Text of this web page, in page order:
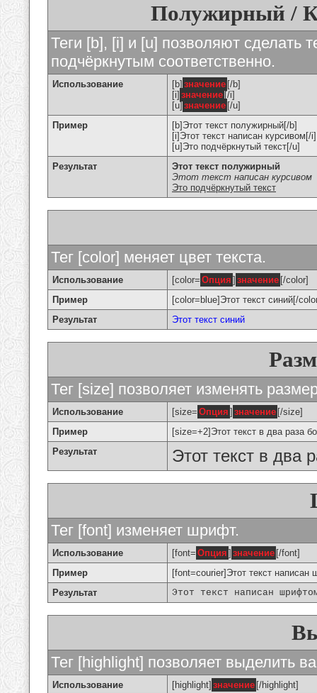
Полужирный /
Теги [b], [i] и [u] позволяют сделать
подчёркнутым соответственно.
Использование [b] значение [/b]
[i] значение [/i]
[u] значение [/u]
Пример
[b]Этот текст полужирный[/b]
[i]Этот текст написан курсивом[/i]
[u]Это подчёркнутый текст[/u]
Результат
Этот текст полужирный
Этот текст написан курсивом
Это подчёркнутый текст
Тег [color] меняет цвет текста.
Использование [color= Опция ] значение [/color]
Пример
[color=blue]Этот текст синий[/
Результат
Этот текст синий
Тег [size] позволяет изменять
Использование [size= Опция ] значение [/size]
Пример
[size=+2]Этот текст в два раза
Результат
Этот текст в два
Тег [font] изменяет шрифт.
Использование [font= Опция ] значение [/font]
Пример
[font=courier]Этот текст
Результат
Этот текст написан
Тег [highlight] позволяет выделить
Использование [highlight] значение [/highlight]